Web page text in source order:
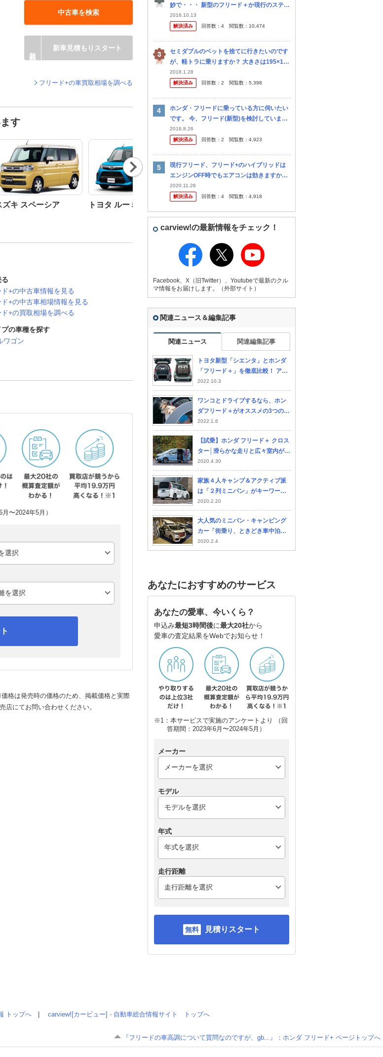
中古車を検索
新車見積もりスタート
フリード+の車買取相場を調べる
す
ズキ スペーシア トヨタ ルーミー
ッド
Nex
t
ド+の中古車情報を見る
ド+の中古車相場情報を見る
ド+の買取相場を調べる
の車種を探す
ワゴン
〜2024年5月）
格は発売時の価格のため、掲載価格と実際
店にてお問い合わせください。
妙で・・・ 新型のフリード＋か現行のステッ
プワゴンで迷っています。 来年前半に車検が
来るので新車を購入する予定なのですが、こ
2016.10.13
解決済み
回答数： 4 閲覧数： 10,474
セミダブルのベットを捨てに行きたいのです
が、軽トラに乗りますか？ 大きさは195×120
です。 フリード＋に乗っていますが、横幅で
入りませんでした。 一緒に120センチのテレ
2018.1.28
解決済み
回答数： 2 閲覧数： 5,398
ホンダ・フリードに乗っている方に伺いたい
です。 今、フリード(新型)を検討していま
す。 第一候補ですが、３列目が跳ね上げ式な
のが邪魔じゃないかと気になっています。 ２
2016.8.26
解決済み
回答数： 2 閲覧数： 4,923
現行フリード、フリード+のハイブリッドは
エンジンOFF時でもエアコンは効きますか。
MAZDAのアクセラハイブリッドは電気式の
エアコンなので、EVモードでも効いていた気
2020.11.26
解決済み
回答数： 4 閲覧数： 4,918
carview!の最新情報をチェック！
Facebook、X（旧Twitter）、Youtubeで最新のクル
マ情報をお届けします。（外部サイト）
関連ニュース＆編集記事
関連ニュース 関連編集記事
トヨタ新型「シエンタ」とホンダ
「フリード＋」を徹底比較！ アウ
トドアでの使い勝手を検証しまし
た
2022.10.3
ワンコとドライブするなら、ホン
ダフリード＋がオススメの3つの理
由
2022.1.6
【試乗】ホンダ フリード＋ クロス
ター│滑らかな走りと広々室内が魅
力の1台
2020.4.30
家族４人キャンプ＆アクティブ派
は「２列ミニバン」がキーワー
ド！ 編集部のオススメは？
2020.2.20
大人気のミニバン・キャンピング
カー「街乗り、ときどき車中泊」
に使えるスグレモノ６台
2020.2.4
あなたにおすすめのサービス
あなたの愛車、今いくら？
申込み最短3時間後に最大20社から
愛車の査定結果をWebでお知らせ！
※1：本サービスで実施のアンケートより （回
答期間：2023年6月〜2024年5月）
メーカー
モデル
年式
走行距離
見積りスタート
トップへ carview![カービュー] - 自動車総合情報サイト トップへ
『フリードの車高調について質問なのですが、gb...』：ホンダ フリード+ ページトップへ